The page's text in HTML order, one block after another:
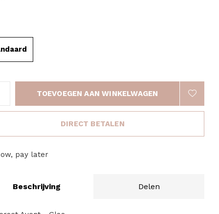
TOEVOEGEN AAN WINKELWAGEN
DIRECT BETALEN
pay later
Beschrijving Delen